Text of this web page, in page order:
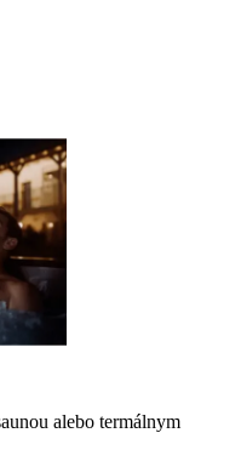
alebo termálnym